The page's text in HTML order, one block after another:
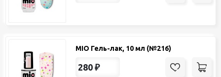
MIO Гель-лак, 10 мл (№216)
280 ₽